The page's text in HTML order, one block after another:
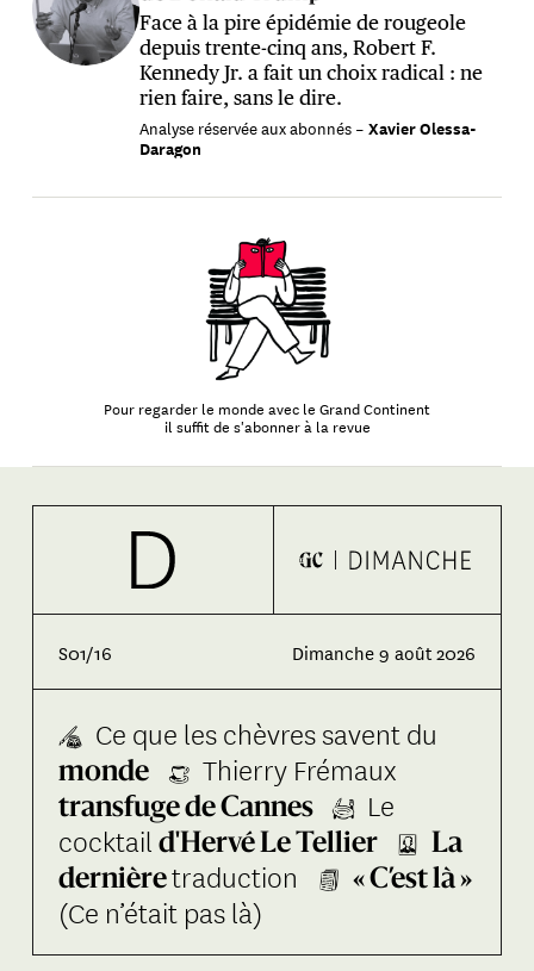
Face à la pire épidémie de rougeole
depuis trente-cinq ans, Robert F.
Kennedy Jr. a fait un choix radical : ne
rien faire, sans le dire.
Analyse réservée aux abonnés–Xavier Olessa-
Daragon
Pour regarder le monde avec le Grand Continent
il suffit de s'abonner à la revue
S01/16 Dimanche 9 août 2026
Ce que les chèvres savent du
monde Thierry Frémaux
transfuge de Cannes
Le
cocktaild'Hervé Le Tellier
La
dernièretraduction « C’est là »
(Ce n’était pas là)